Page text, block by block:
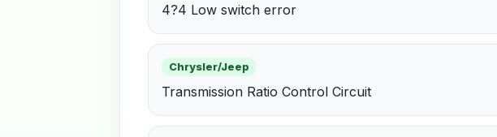
4?4 Low switch error
Chrysler/Jeep
Transmission Ratio Control Circuit